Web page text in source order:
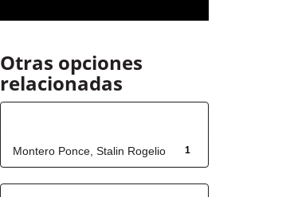
Otras opciones
relacionadas
1
Montero Ponce, Stalin Rogelio